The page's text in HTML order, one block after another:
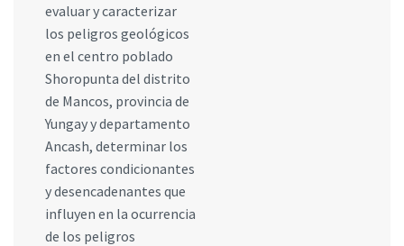
evaluar y caracterizar
los peligros geológicos
en el centro poblado
Shoropunta del distrito
de Mancos, provincia de
Yungay y departamento
Ancash, determinar los
factores condicionantes
y desencadenantes que
influyen en la ocurrencia
de los peligros